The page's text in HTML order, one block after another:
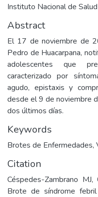
Instituto Nacional de Salud
Abstract
El 17 de noviembre de
Pedro de Huacarpana,
adolescentes que
caracterizado por
agudo, epistaxis y
desde el 9 de noviembre
dos últimos días.
Keywords
Brotes de Enfermedades,
Citation
Céspedes-Zambrano
Brote de síndrome